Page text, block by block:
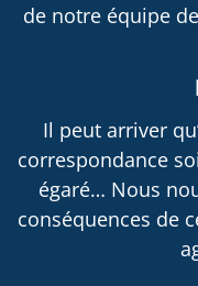
de notre équipe
Il peut arriver
correspondance
égaré… Nous
conséquences de